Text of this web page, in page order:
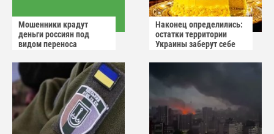
Мошенники крадут
деньги россиян под
видом переноса
Наконец определились:
остатки территории
Украины заберут себе